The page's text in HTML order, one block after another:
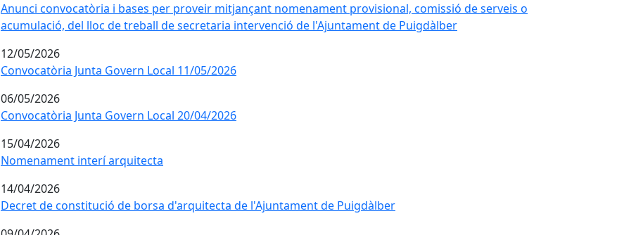
Anunci convocatòria i bases per proveir mitjançant nomenament provisional, comissió de serveis o
acumulació, del lloc de treball de secretaria intervenció de l'Ajuntament de Puigdàlber
12/05/2026
Convocatòria Junta Govern Local 11/05/2026
06/05/2026
Convocatòria Junta Govern Local 20/04/2026
15/04/2026
Nomenament interí arquitecta
14/04/2026
Decret de constitució de borsa d'arquitecta de l'Ajuntament de Puigdàlber